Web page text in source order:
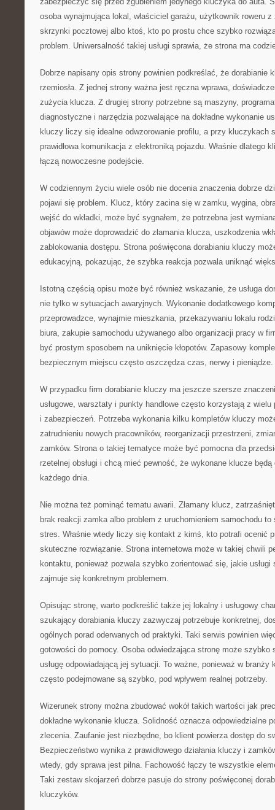
osoba wynajmująca lokal, właściciel garażu, użytkownik roweru
skrzynki pocztowej albo ktoś, kto po prostu chce szybko
problem. Uniwersalność takiej usługi sprawia, że strona ma
Dobrze napisany opis strony powinien podkreślać, że dorabianie
rzemiosła. Z jednej strony ważna jest ręczna wprawa,
zużycia klucza. Z drugiej strony potrzebne są maszyny,
diagnostyczne i narzędzia pozwalające na dokładne wykonanie
kluczy liczy się idealne odwzorowanie profilu, a przy kluczykach
prawidłowa komunikacja z elektroniką pojazdu. Właśnie dlatego
łączą nowoczesne podejście.
W codziennym życiu wiele osób nie docenia znaczenia dobrze
pojawi się problem. Klucz, który zacina się w zamku, wygina,
wejść do wkładki, może być sygnałem, że potrzebna jest
objawów może doprowadzić do złamania klucza, uszkodzenia
zablokowania dostępu. Strona poświęcona dorabianiu kluczy
edukacyjną, pokazując, że szybka reakcja pozwala uniknąć
Istotną częścią opisu może być również wskazanie, że usługa
nie tylko w sytuacjach awaryjnych. Wykonanie dodatkowego
przeprowadzce, wynajmie mieszkania, przekazywaniu lokalu
biura, zakupie samochodu używanego albo organizacji pracy w
być prostym sposobem na uniknięcie kłopotów. Zapasowy
bezpiecznym miejscu często oszczędza czas, nerwy i pieniądze.
W przypadku firm dorabianie kluczy ma jeszcze szersze
usługowe, warsztaty i punkty handlowe często korzystają z
i zabezpieczeń. Potrzeba wykonania kilku kompletów kluczy
zatrudnieniu nowych pracowników, reorganizacji przestrzeni,
zamków. Strona o takiej tematyce może być pomocna dla
rzetelnej obsługi i chcą mieć pewność, że wykonane klucze będą
każdego dnia.
Nie można też pominąć tematu awarii. Złamany klucz,
brak reakcji zamka albo problem z uruchomieniem samochodu to
stres. Właśnie wtedy liczy się kontakt z kimś, kto potrafi ocenić
skuteczne rozwiązanie. Strona internetowa może w takiej chwili
kontaktu, ponieważ pozwala szybko zorientować się, jakie
zajmuje się konkretnym problemem.
Opisując stronę, warto podkreślić także jej lokalny i usługowy
szukający dorabiania kluczy zazwyczaj potrzebuje konkretnej,
ogólnych porad oderwanych od praktyki. Taki serwis powinien
gotowości do pomocy. Osoba odwiedzająca stronę może
usługę odpowiadającą jej sytuacji. To ważne, ponieważ w
często podejmowane są szybko, pod wpływem realnej potrzeby.
Wizerunek strony można zbudować wokół takich wartości jak
dokładne wykonanie klucza. Solidność oznacza odpowiedzialne
zlecenia. Zaufanie jest niezbędne, bo klient powierza dostęp do
Bezpieczeństwo wynika z prawidłowego działania kluczy i
wtedy, gdy sprawa jest pilna. Fachowość łączy te wszystkie
Taki zestaw skojarzeń dobrze pasuje do strony poświęconej
kluczyków.